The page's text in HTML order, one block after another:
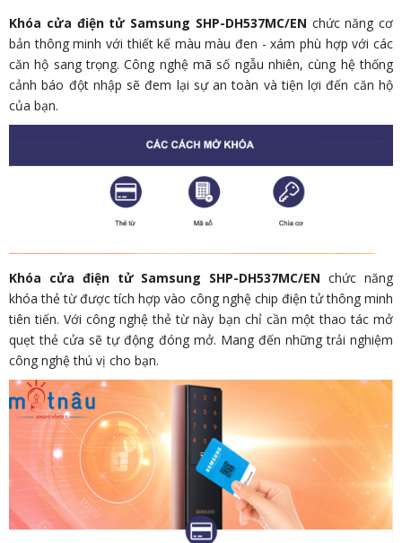
Khóa cửa điện tử Samsung SHP-DH537MC/EN chức năng cơ
bản thông minh với thiết kế màu màu đen - xám phù hợp với các
căn hộ sang trọng. Công nghệ mã số ngẫu nhiên, cùng hệ thống
cảnh báo đột nhập sẽ đem lại sự an toàn và tiện lợi đến căn hộ
của bạn.
Khóa cửa điện tử Samsung SHP-DH537MC/EN chức năng
khóa thẻ từ được tích hợp vào công nghệ chip điện tử thông minh
tiên tiến. Với công nghệ thẻ từ này bạn chỉ cần một thao tác mở
quẹt thẻ cửa sẽ tự động đóng mở. Mang đến những trải nghiệm
công nghệ thú vị cho bạn.